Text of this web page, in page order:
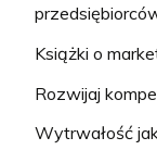
Książki o
Rozwijaj
Wytrwałość